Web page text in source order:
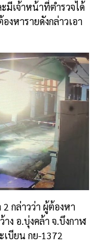
มีเจ้าหน้าที่ตำรวจได้
งหารายดังกล่าวเอา
กล่าวว่า ผู้ต้องหา
ง อ.บุ่งคล้า จ.บึงกาฬ
บียน กย-1372